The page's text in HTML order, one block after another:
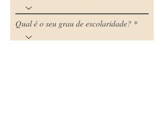
Qual é o seu grau de escolaridade?